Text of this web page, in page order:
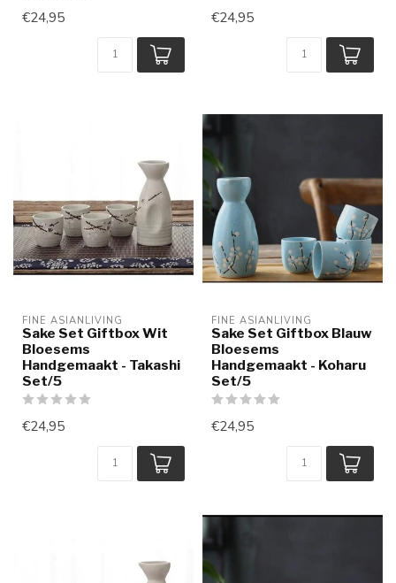
€24,95 €24,95
FINE ASIANLIVING
Sake Set Giftbox Wit
Bloesems
Handgemaakt - Takashi
Set/5
€24,95
FINE ASIANLIVING
Sake Set Giftbox Blauw
Bloesems
Handgemaakt - Koharu
Set/5
€24,95